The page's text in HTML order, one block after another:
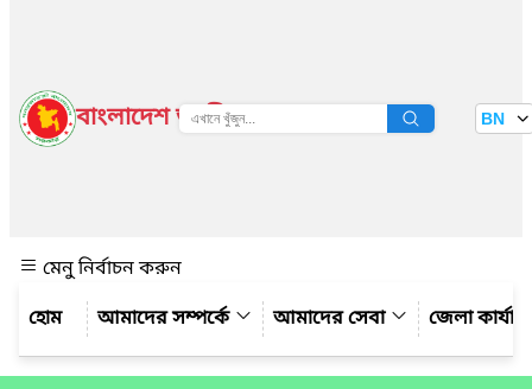
বাংলাদেশ জাতীয় তথ্য বাতায়ন BN
মেনু নির্বাচন করুন
আমাদের সম্পর্কে
আমাদের সেবা জেলা